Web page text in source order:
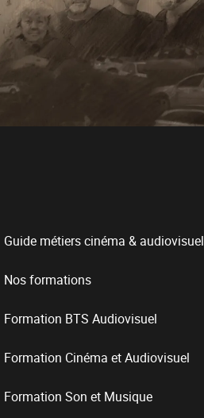
Guide métiers cinéma & audiovisuel
Nos formations
Formation BTS Audiovisuel
Formation Cinéma et Audiovisuel
Formation Son et Musique